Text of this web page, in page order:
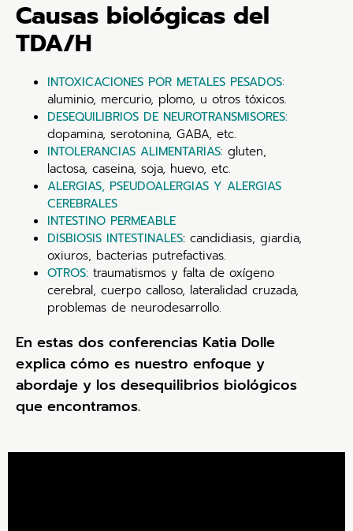
Causas biológicas del
TDA/H
INTOXICACIONES POR METALES PESADOS:
aluminio, mercurio, plomo, u otros tóxicos.
DESEQUILIBRIOS DE NEUROTRANSMISORES:
dopamina, serotonina, GABA, etc.
INTOLERANCIAS ALIMENTARIAS: gluten,
lactosa, caseina, soja, huevo, etc.
ALERGIAS, PSEUDOALERGIAS Y ALERGIAS
CEREBRALES
INTESTINO PERMEABLE
DISBIOSIS INTESTINALES: candidiasis, giardia,
oxiuros, bacterias putrefactivas.
OTROS: traumatismos y falta de oxígeno
cerebral, cuerpo calloso, lateralidad cruzada,
problemas de neurodesarrollo.
En estas dos conferencias Katia Dolle
explica cómo es nuestro enfoque y
abordaje y los desequilibrios biológicos
que encontramos.